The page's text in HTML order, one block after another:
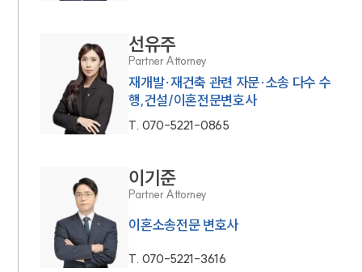
선유주
Partner Attorney
재개발·재건축 관련 자문·소송 다수 수
행,건설/이혼전문변호사
T. 070-5221-0865
이기준
Partner Attorney
이혼소송전문 변호사
T. 070-5221-3616